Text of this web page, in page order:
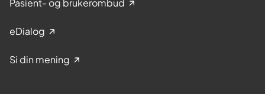
eDialog
Si din mening